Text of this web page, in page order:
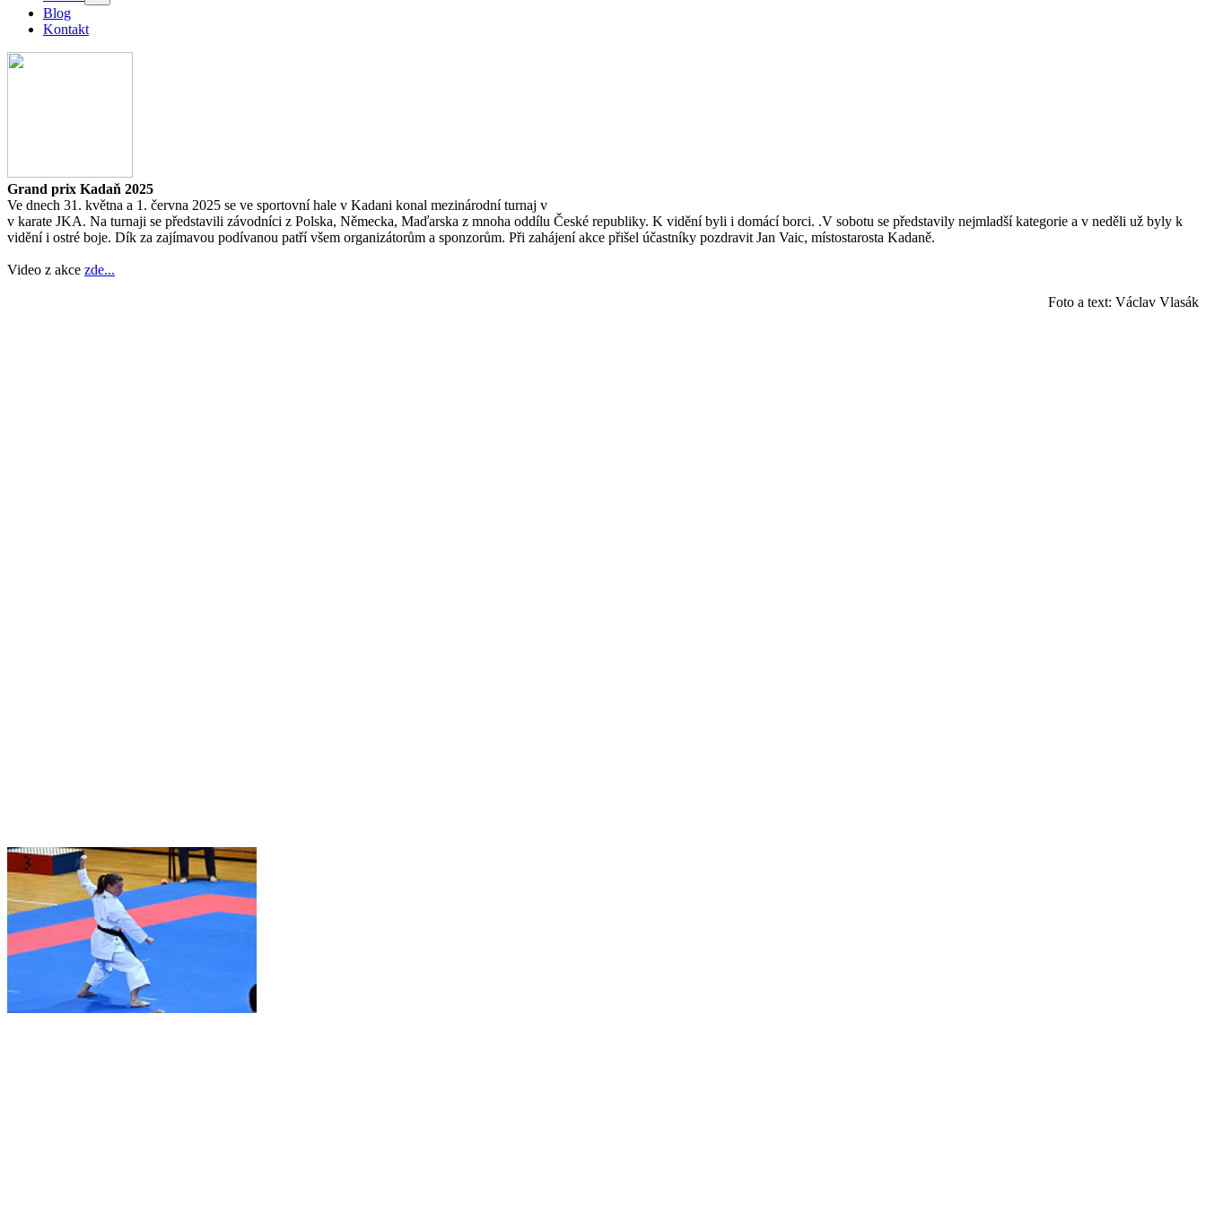
Blog
Kontakt
Grand prix Kadaň 2025
Ve dnech 31. května a 1. června 2025 se ve sportovní hale v Kadani konal mezinárodní turnaj v
v karate JKA. Na turnaji se představili závodníci z Polska, Německa, Maďarska z mnoha oddílu České republiky. K vidění byli i domácí borci. .V sobotu se představily nejmladší kategorie a v neděli už byly k
vidění i ostré boje. Dík za zajímavou podívanou patří všem organizátorům a sponzorům. Při zahájení akce přišel účastníky pozdravit Jan Vaic, místostarosta Kadaně.
Video z akce zde...
Foto a text: Václav Vlasák